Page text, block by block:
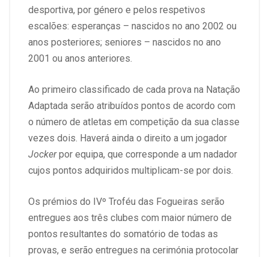
desportiva, por género e pelos respetivos
escalões: esperanças – nascidos no ano 2002 ou
anos posteriores; seniores – nascidos no ano
2001 ou anos anteriores.
Ao primeiro classificado de cada prova na Natação
Adaptada serão atribuídos pontos de acordo com
o número de atletas em competição da sua classe
vezes dois. Haverá ainda o direito a um jogador
Jockerpor equipa, que corresponde a um nadador
cujos pontos adquiridos multiplicam-se por dois.
Os prémios do IVº Troféu das Fogueiras serão
entregues aos três clubes com maior número de
pontos resultantes do somatório de todas as
provas, e serão entregues na cerimónia protocolar